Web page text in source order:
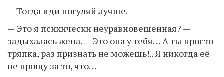
— Тогда иди погуляй лучше.
— Это я психически неуравновешенная? —
задыхалась жена. — Это она у тебя… А ты просто
тряпка, раз признать не можешь!.. Я никогда её
не прощу за то, что…